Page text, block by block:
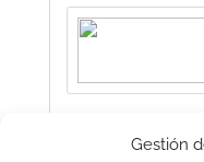
Gestión